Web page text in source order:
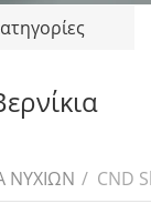
ΝΥΧΙΩΝ / CND